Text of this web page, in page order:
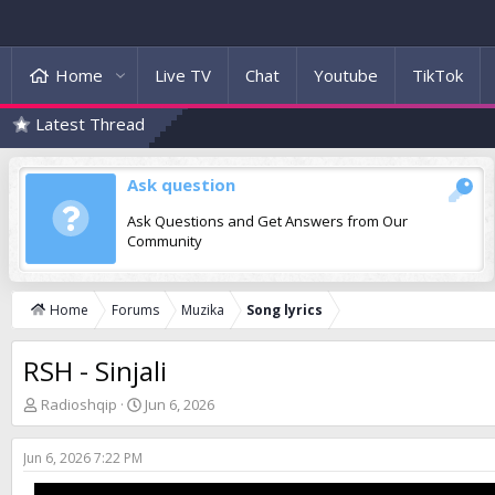
Home Live TV Chat Youtube TikTok
Latest Thread
Ask question
Ask Questions and Get Answers from Our
Community
Home Forums Muzika Song lyrics
RSH - Sinjali
T
h
r
e
a
Radioshqip
S
t
a
t
Jun 6, 2026
Jun 6, 2026 7:22 PM